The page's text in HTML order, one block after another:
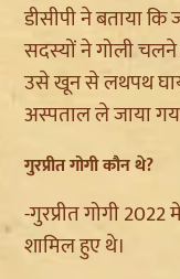
डीसीपी ने बताया
सदस्यों ने गोली
उसे खून से लथपथ
अस्पताल ले जाया
गुरप्रीत गोगी कौन थे?
-गुरप्रीत गोगी
शामिल हुए थे।